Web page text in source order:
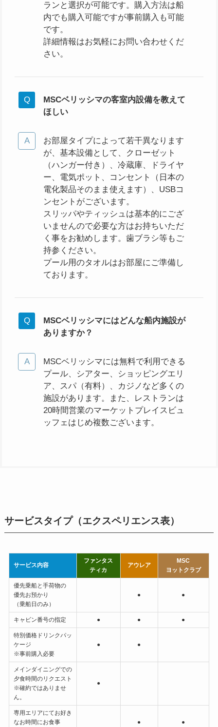
ランと選択が可能です。購入方法は船
内でも購入可能ですが事前購入も可能
です。
詳細情報はお気軽にお問い合わせくだ
さい。
MSCベリッシマの客室内設備を教えて
ほしい
お部屋タイプによって若干異なります
が、基本設備として、クローゼット
（ハンガー付き）、冷蔵庫、ドライヤ
ー、電気ポット、コンセント（日本の
電化製品そのまま使えます）、USBコ
ンセントがございます。
スリッパやティッシュは基本的にござ
いませんので必要な方はお持ちいただ
く事をお勧めします。歯ブラシ等もご
持参ください。
プール用のタオルはお部屋にご準備し
ております。
MSCベリッシマにはどんな船内施設が
ありますか？
MSCベリッシマには無料で利用できる
プール、シアター、ショッピングエリ
ア、スパ（有料）、カジノなど多くの
施設があります。また、レストランは
20時間営業のマーケットプレイスビュ
ッフェはじめ複数ございます。
サービスタイプ（エクスペリエンス表）
サービス内容
ファンタス
ティカ
アウレア
MSC
ヨットクラブ
優先乗船と手荷物の
優先お預かり
（乗船日のみ）
● ●
キャビン番号の指定 ● ● ●
特別価格ドリンクパッ
ケージ
※事前購入必要
● ●
メインダイニングでの
夕食時間のリクエスト
※確約ではありませ
ん。
●
専用エリアにてお好き
なお時間にお食事
● ●